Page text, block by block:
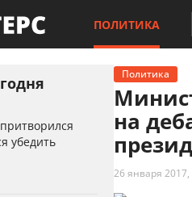
ПОЛИТИКА
убедить
Политика
на
26 января 2017,